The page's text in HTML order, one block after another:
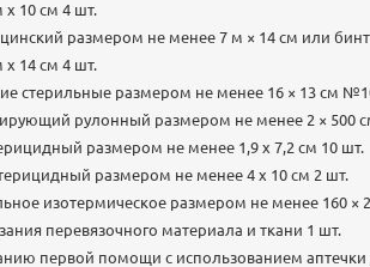
10 см 4 шт.
размером не менее 7 м × 14 см или
14 см 4 шт.
стерильные размером не менее 16 × 13 см
рулонный размером не менее 2 × 500
размером не менее 1,9 х 7,2 см 10 шт.
размером не менее 4 х 10 см 2 шт.
изотермическое размером не менее 160 ×
перевязочного материала и ткани 1 шт.
первой помощи с использованием